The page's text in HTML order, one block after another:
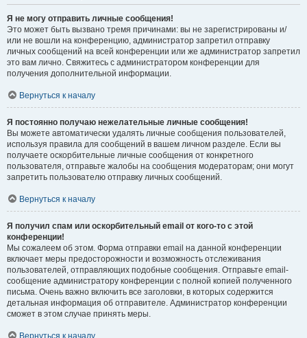
Я не могу отправить личные сообщения!
Это может быть вызвано тремя причинами: вы не зарегистрированы и/
или не вошли на конференцию, администратор запретил отправку
личных сообщений на всей конференции или же администратор запретил
это вам лично. Свяжитесь с администратором конференции для
получения дополнительной информации.
Вернуться к началу
Я постоянно получаю нежелательные личные сообщения!
Вы можете автоматически удалять личные сообщения пользователей,
используя правила для сообщений в вашем личном разделе. Если вы
получаете оскорбительные личные сообщения от конкретного
пользователя, отправьте жалобы на сообщения модераторам; они могут
запретить пользователю отправку личных сообщений.
Вернуться к началу
Я получил спам или оскорбительный email от кого-то с этой
конференции!
Мы сожалеем об этом. Форма отправки email на данной конференции
включает меры предосторожности и возможность отслеживания
пользователей, отправляющих подобные сообщения. Отправьте email-
сообщение администратору конференции с полной копией полученного
письма. Очень важно включить все заголовки, в которых содержится
детальная информация об отправителе. Администратор конференции
сможет в этом случае принять меры.
Вернуться к началу